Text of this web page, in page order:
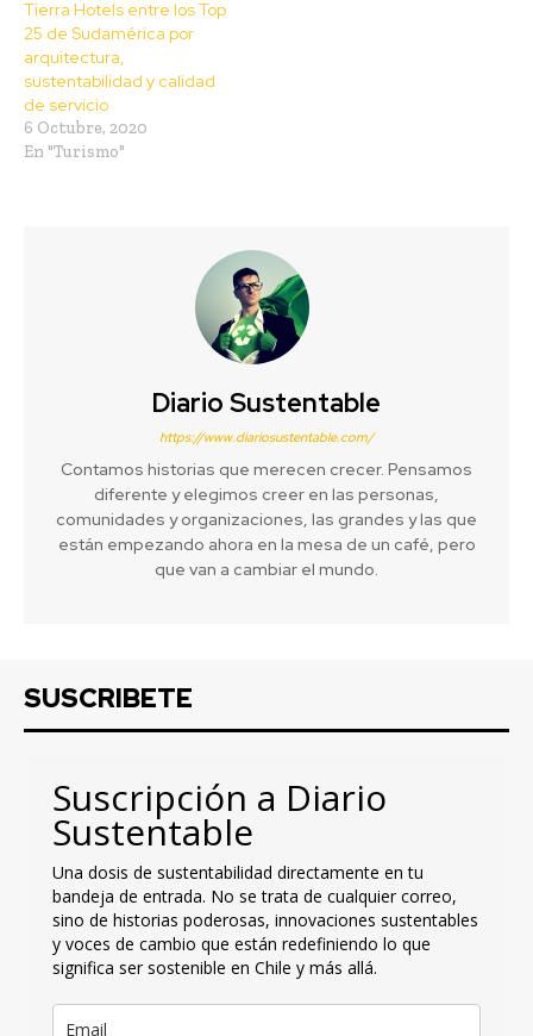
Tierra Hotels entre los Top
25 de Sudamérica por
arquitectura,
sustentabilidad y calidad
de servicio
6 Octubre, 2020
En "Turismo"
Diario Sustentable
https://www.diariosustentable.com/
Contamos historias que merecen crecer. Pensamos
diferente y elegimos creer en las personas,
comunidades y organizaciones, las grandes y las que
están empezando ahora en la mesa de un café, pero
que van a cambiar el mundo.
SUSCRIBETE
Suscripción a Diario
Sustentable
Una dosis de sustentabilidad directamente en tu
bandeja de entrada. No se trata de cualquier correo,
sino de historias poderosas, innovaciones sustentables
y voces de cambio que están redefiniendo lo que
significa ser sostenible en Chile y más allá.